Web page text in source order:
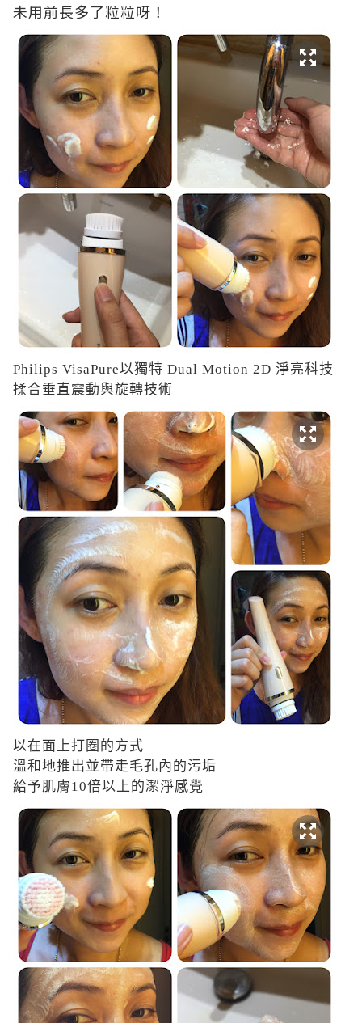
未用前長多了粒粒呀！
Philips VisaPure以獨特 Dual Motion 2D 淨亮科技
揉合垂直震動與旋轉技術
以在面上打圈的方式
溫和地推出並帶走毛孔內的污垢
給予肌膚10倍以上的潔淨感覺